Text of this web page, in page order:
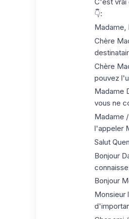
C'est vrai
👇:
Madame,
Chère
Chère
pouvez
Madame
vous ne
Madame
l'appeler
Salut
Bonjour
Bonjour
Monsieur